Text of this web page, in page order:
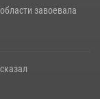
завоевала